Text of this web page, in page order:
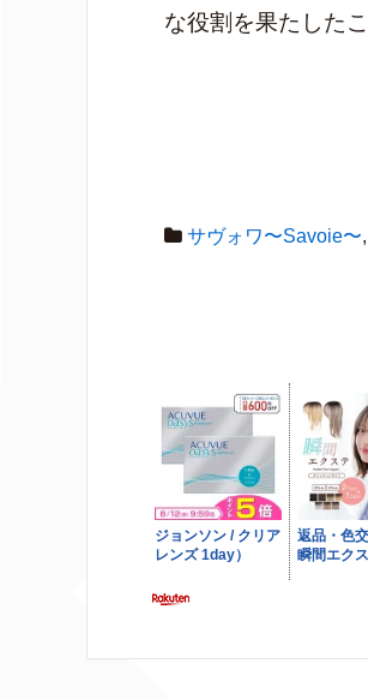
な役割を果たした
サヴォワ〜Savoie〜,